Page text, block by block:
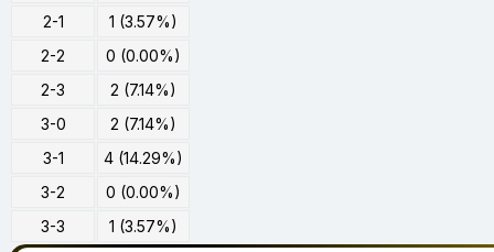
2-1
1 (3.57%)
2-2
0 (0.00%)
2-3
2 (7.14%)
3-0
2 (7.14%)
3-1
4 (14.29%)
3-2
0 (0.00%)
3-3
1 (3.57%)